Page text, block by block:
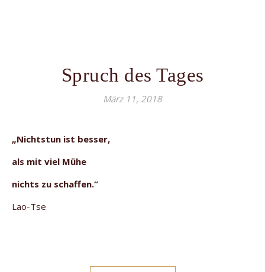
Spruch des Tages
März 11, 2018
„Nichtstun ist besser,
als mit viel Mühe
nichts zu schaffen.“
Lao-Tse